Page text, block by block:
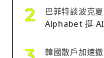
巴菲特談波克
Alphabet 挺 AI
韓國散戶加速